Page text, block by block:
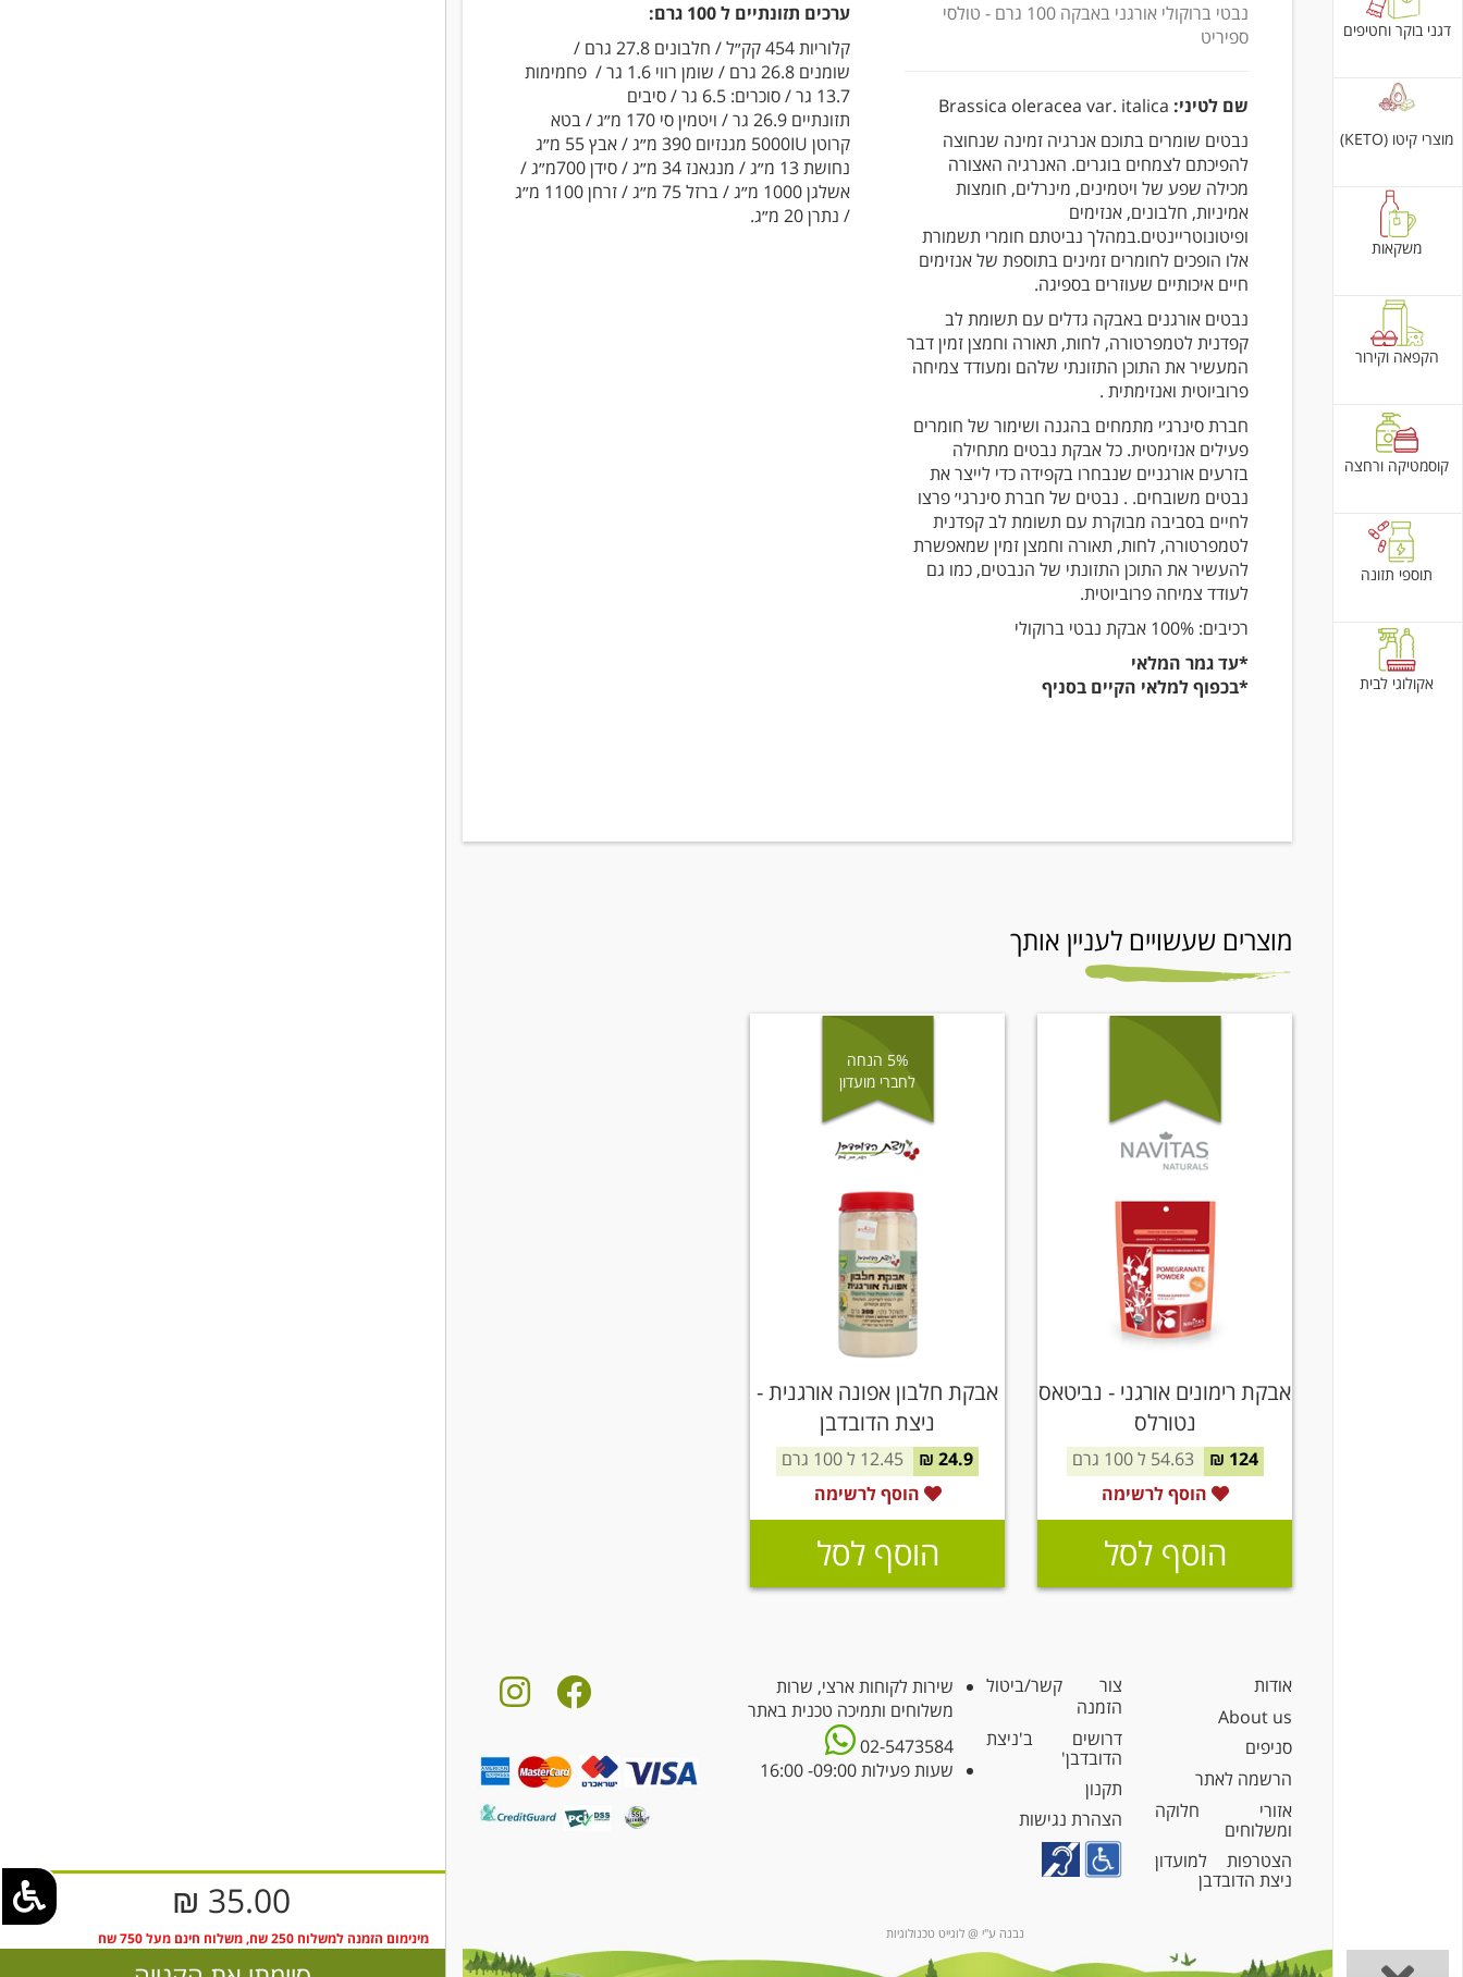
דגני בוקר וחטיפים
מוצרי קיטו (KETO)
משקאות
הקפאה וקירור
קוסמטיקה ורחצה
תוספי תזונה
אקולוגי לבית
נבטי ברוקולי אורגני באבקה 100 גרם - טולסי
ספיריט
שם לטיני:
Brassica oleracea var. italica
נבטים שומרים בתוכם אנרגיה זמינה שנחוצה
להפיכתם לצמחים בוגרים. האנרגיה האצורה
מכילה שפע של ויטמינים, מינרלים, חומצות
אמיניות, חלבונים, אנזימים
ופיטונוטריינטים.במהלך נביטתם חומרי תשמורת
אלו הופכים לחומרים זמינים בתוספת של אנזימים
חיים איכותיים שעוזרים בספיגה.
נבטים אורגנים באבקה גדלים עם תשומת לב
קפדנית לטמפרטורה, לחות, תאורה וחמצן זמין דבר
המעשיר את התוכן התזונתי שלהם ומעודד צמיחה
פרוביוטית ואנזימתית .
חברת סינרג׳י מתמחים בהגנה ושימור של חומרים
פעילים אנזימטית. כל אבקת נבטים מתחילה
בזרעים אורגניים שנבחרו בקפידה כדי לייצר את
נבטים משובחים. . נבטים של חברת סינרגי׳ פרצו
לחיים בסביבה מבוקרת עם תשומת לב קפדנית
לטמפרטורה, לחות, תאורה וחמצן זמין שמאפשרת
להעשיר את התוכן התזונתי של הנבטים, כמו גם
לעודד צמיחה פרוביוטית.
רכיבים: 100% אבקת נבטי ברוקולי
*עד גמר המלאי
*בכפוף למלאי הקיים בסניף
ערכים תזונתיים ל 100 גרם:
קלוריות 454 קק״ל / חלבונים 27.8 גרם /
שומנים 26.8 גרם / שומן רווי 1.6 גר / פחמימות
13.7 גר / סוכרים: 6.5 גר / סיבים
תזונתיים 26.9 גר / ויטמין סי 170 מ״ג / בטא
קרוטן 5000IU מגנזיום 390 מ״ג / אבץ 55 מ״ג
נחושת 13 מ״ג / מנגאנז 34 מ״ג / סידן 700מ״ג /
אשלגן 1000 מ״ג / ברזל 75 מ״ג / זרחן 1100 מ״ג
/ נתרן 20 מ״ג.
מוצרים שעשויים לעניין אותך
אבקת רימונים אורגני - נביטאס
נטורלס
124 ₪
54.63 ל 100 גרם
הוסף לרשימה
הוסף לסל
5% הנחה
לחברי מועדון
אבקת חלבון אפונה אורגנית -
ניצת הדובדבן
24.9 ₪
הוסף לרשימה
הוסף לסל
אודות
About us
סניפים
הרשמה לאתר
אזורי חלוקה
ומשלוחים
הצטרפות למועדון
ניצת הדובדבן
צור קשר/ביטול
הזמנה
דרושים ב'ניצת
הדובדבן'
תקנון
הצהרת נגישות
שירות לקוחות ארצי, שרות
משלוחים ותמיכה טכנית באתר
02-5473584
שעות פעילות 09:00- 16:00
נבנה ע"י @ לוגייט טכנולוגיות